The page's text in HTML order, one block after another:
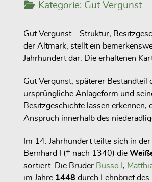
Kategorie: Gut Vergunst
Gut Vergunst – Struktur,
der Altmark, stellt ein
Jahrhundert dar. Die erhaltenen
Gut Vergunst, späterer
ursprüngliche Anlageform und
Besitzgeschichte lassen
Anspruch innerhalb des
Im 14. Jahrhundert teilte sich in
Bernhard I († nach 1340) die
sortiert. Die Brüder Busso I ,
im Jahre 1448 durch Lehnbrief des